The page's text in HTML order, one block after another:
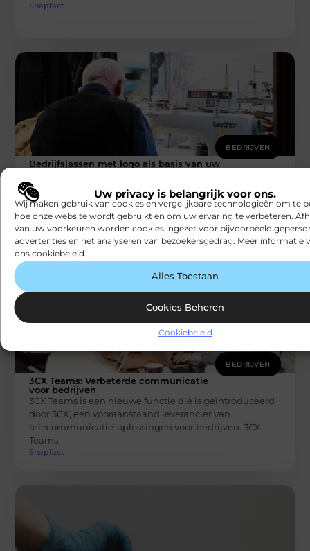
Uw privacy is belangrijk voor ons.
Wij maken gebruik van cookies en vergelijkbare technologieën om te
hoe onze website wordt gebruikt en om uw ervaring te verbeteren.
van uw voorkeuren worden cookies ingezet voor bijvoorbeeld
advertenties en het analyseren van bezoekersgedrag. Meer informatie
ons cookiebeleid.
Alles Toestaan
Cookies Beheren
Cookiebeleid
Snapfact
BEDRIJVEN
Bedrijfsjassen met logo als basis van uw
Heeft u medewerkers die voor hun werkzaamheden
vaak in de buitenlucht zijn? Het hebben van een goede
jas is dan
Snapfact
BEDRIJVEN
3CX Teams: Verbeterde communicatie
voor bedrijven
3CX Teams is een nieuwe functie die is geïntroduceerd
door 3CX, een vooraanstaand leverancier van
telecommunicatie-oplossingen voor bedrijven. 3CX
Teams
Snapfact